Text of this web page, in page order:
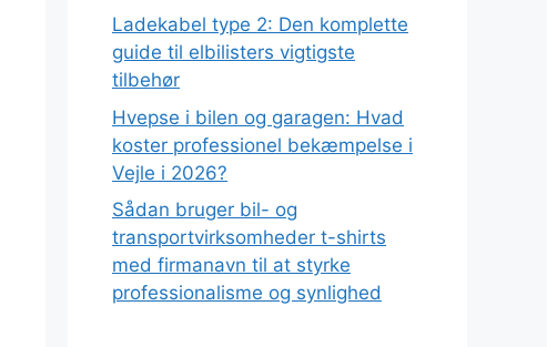
Ladekabel type 2: Den komplette
guide til elbilisters vigtigste
tilbehør
Hvepse i bilen og garagen: Hvad
koster professionel bekæmpelse i
Vejle i 2026?
Sådan bruger bil- og
transportvirksomheder t-shirts
med firmanavn til at styrke
professionalisme og synlighed